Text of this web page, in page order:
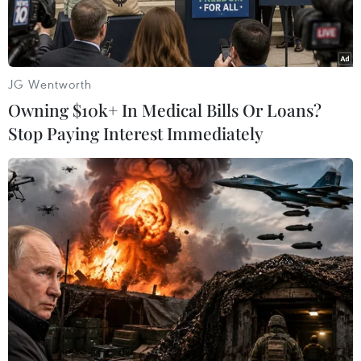
Ông Nguyễn Xuân Niệm, PGĐ Sở KH&CN Kiên Giang trao giải
Nhất cho dự án “Thổi hồn vào đá.” (Ảnh: Văn Sĩ/TTXVN)
Ngày 18/11, tại Trường Trung cấp nghề Dân tộc
nội trú tỉnh Kiên Giang đã diễn ra vòng chung
kết Hội thi Khởi nghiệp đổi mới sáng tạo tỉnh
Kiên Giang lần thứ 3, năm 2023. Hội thi có sự
tham gia của 20 dự án của 100 học sinh, sinh
JG Wentworth
Owning $10k+ In Medical Bills Or Loans?
Stop Paying Interest Immediately